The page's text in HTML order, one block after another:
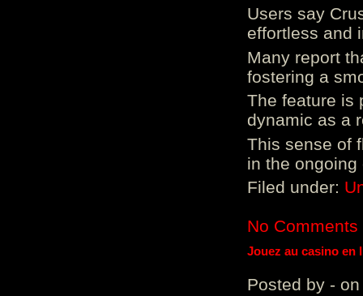
Users say
effortless and
Many report
fostering a
The feature is
dynamic as a
This sense of
in the ongoing
Filed under:
No Comments
Jouez au casino en
Posted by - on